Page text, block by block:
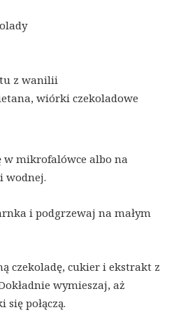
z wanilii
wiórki czekoladowe
w mikrofalówce albo na
wodnej.
i podgrzewaj na małym
czekoladę, cukier i ekstrakt z
wymieszaj, aż
się połączą.